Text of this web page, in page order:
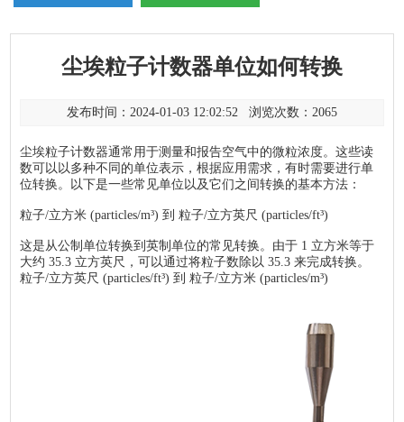
尘埃粒子计数器单位如何转换
发布时间：2024-01-03 12:02:52 浏览次数： 2065
尘埃粒子计数器通常用于测量和报告空气中的微粒浓度。这些读
数可以以多种不同的单位表示，根据应用需求，有时需要进行单
位转换。以下是一些常见单位以及它们之间转换的基本方法：
粒子/立方米 (particles/m³) 到 粒子/立方英尺 (particles/ft³)
这是从公制单位转换到英制单位的常见转换。由于 1 立方米等于
大约 35.3 立方英尺，可以通过将粒子数除以 35.3 来完成转换。
粒子/立方英尺 (particles/ft³) 到 粒子/立方米 (particles/m³)